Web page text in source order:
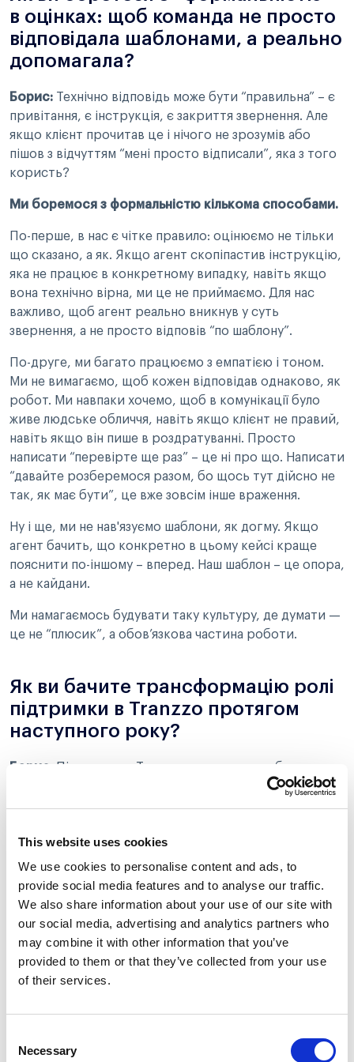
This website uses cookies
We use cookies to personalise content and ads, to
provide social media features and to analyse our traffic.
We also share information about your use of our site with
our social media, advertising and analytics partners who
may combine it with other information that you’ve
provided to them or that they’ve collected from your use
of their services.
Selection
Necessary
в оцінках: щоб команда не просто
відповідала шаблонами, а реально
допомагала?
Борис: Технічно відповідь може бути “правильна” – є
привітання, є інструкція, є закриття звернення. Але
якщо клієнт прочитав це і нічого не зрозумів або
пішов з відчуттям “мені просто відписали”, яка з того
користь?
Ми боремося з формальністю кількома способами.
По-перше, в нас є чітке правило: оцінюємо не тільки
що сказано, а як. Якщо агент скопіпастив інструкцію,
яка не працює в конкретному випадку, навіть якщо
вона технічно вірна, ми це не приймаємо. Для нас
важливо, щоб агент реально вникнув у суть
звернення, а не просто відповів “по шаблону”.
По-друге, ми багато працюємо з емпатією і тоном.
Ми не вимагаємо, щоб кожен відповідав однаково, як
робот. Ми навпаки хочемо, щоб в комунікації було
живе людське обличчя, навіть якщо клієнт не правий,
навіть якщо він пише в роздратуванні. Просто
написати “перевірте ще раз” – це ні про що. Написати
“давайте розберемося разом, бо щось тут дійсно не
так, як має бути”, це вже зовсім інше враження.
Ну і ще, ми не нав'язуємо шаблони, як догму. Якщо
агент бачить, що конкретно в цьому кейсі краще
пояснити по-іншому – вперед. Наш шаблон – це опора,
а не кайдани.
Ми намагаємось будувати таку культуру, де думати —
це не “плюсик”, а обов’язкова частина роботи.
Як ви бачите трансформацію ролі
підтримки в Tranzzo протягом
наступного року?
Борис:
Підтримка в Tranzzo вже перестає бути
просто “службою”, куди пишуть, коли щось не
працює. Ми рухаємось у бік того, щоб саппорт був
підтримки ще на етапі планування нових фіч. Бо ми
перші бачимо, де у користувачів щось ламається, з
чим вони плутаються, де неочевидна логіка. І якщо
нас залучати раніше, ми можемо попередити багато
проблем ще до того, як вони зʼявляться.
Ще один великий вектор – проактивність. Замість
не так з оплатами або з інтеграцією, одразу пишемо
клієнту. Це зовсім інший рівень сервісу, і ми до нього